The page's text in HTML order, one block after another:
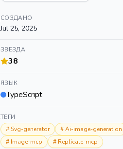
СОЗДАНО
Jul 25, 2025
ЗВЕЗДА
38
ЯЗЫК
TypeScript
ТЕГИ
#Svg-generator #Ai-image-generation
# Image-mcp # Replicate-mcp